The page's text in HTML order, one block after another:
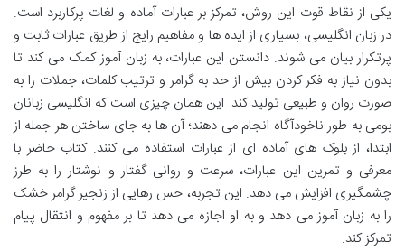
یکی از نقاط قوت این روش، تمرکز بر عبارات آماده و لغات پرکاربرد است.
در زبان انگلیسی، بسیاری از ایده ها و مفاهیم رایج از طریق عبارات ثابت و
پرتکرار بیان می شوند. دانستن این عبارات، به زبان آموز کمک می کند تا
بدون نیاز به فکر کردن بیش از حد به گرامر و ترتیب کلمات، جملات را به
صورت روان و طبیعی تولید کند. این همان چیزی است که انگلیسی زبانان
بومی به طور ناخودآگاه انجام می دهند؛ آن ها به جای ساختن هر جمله از
ابتدا، از بلوک های آماده ای از عبارات استفاده می کنند. کتاب حاضر با
معرفی و تمرین این عبارات، سرعت و روانی گفتار و نوشتار را به طرز
چشمگیری افزایش می دهد. این تجربه، حس رهایی از زنجیر گرامر خشک
را به زبان آموز می دهد و به او اجازه می دهد تا بر مفهوم و انتقال پیام
تمرکز کند.